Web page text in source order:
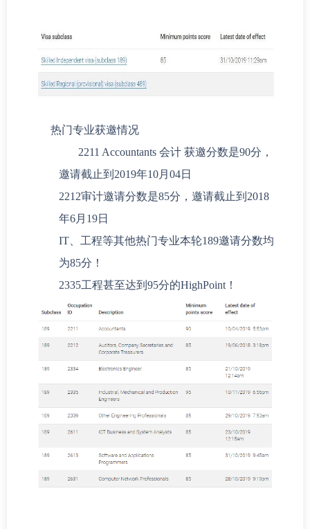
热门专业获邀情况
2211 Accountants 会计 获邀分数是90分，
邀请截止到2019年10月04日
2212审计邀请分数是85分，邀请截止到2018
年6月19日
IT、工程等其他热门专业本轮189邀请分数均
为85分！
2335工程甚至达到95分的HighPoint！